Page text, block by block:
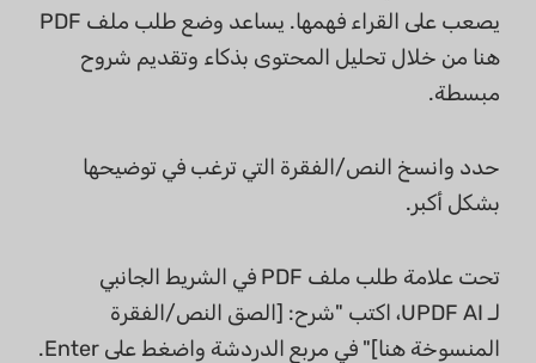
يصعب على القراء فهمها. يساعد وضع طلب ملف PDF
هنا من خلال تحليل المحتوى بذكاء وتقديم شروح
مبسطة.
حدد وانسخ النص/الفقرة التي ترغب في توضيحها
بشكل أكبر.
تحت علامة طلب ملف PDF في الشريط الجانبي
لـ UPDF AI، اكتب "شرح: [الصق النص/الفقرة
المنسوخة هنا]" في مربع الدردشة واضغط على Enter.